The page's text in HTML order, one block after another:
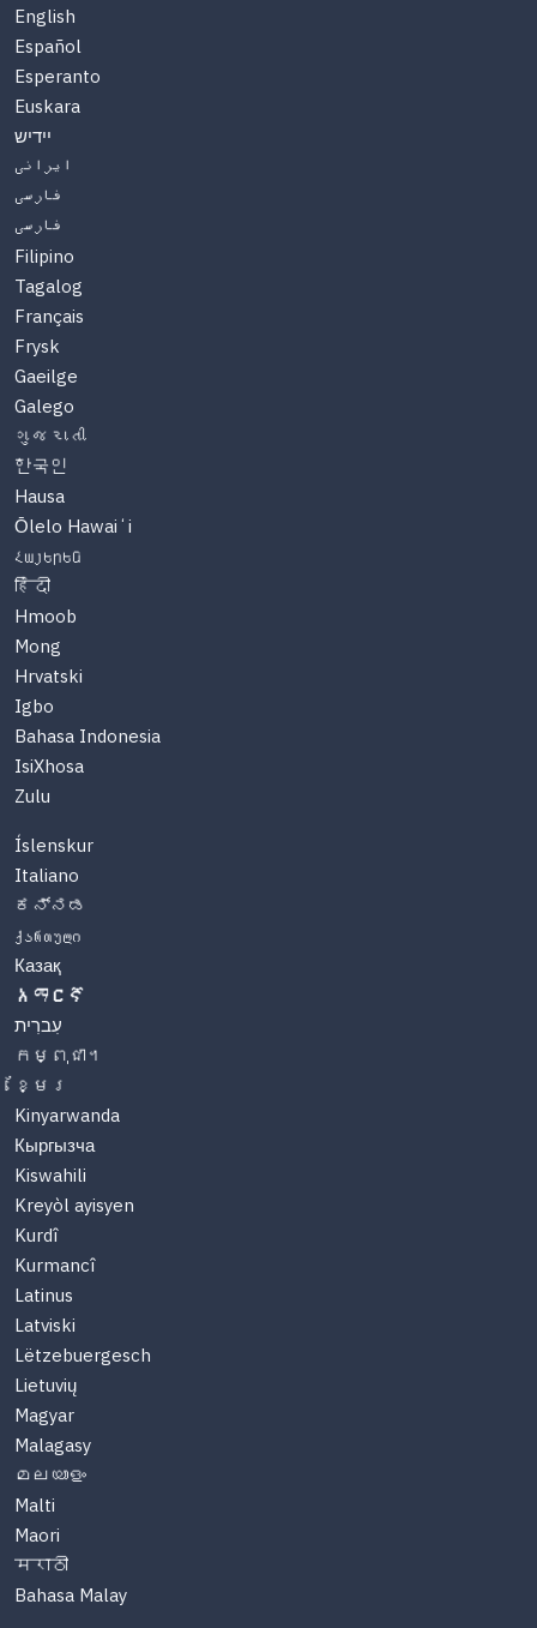
English
Español
Esperanto
Euskara
יידיש
ایرانی
فارسی
فارسی
Filipino
Tagalog
Français
Frysk
Gaeilge
Galego
ગુજરાતી
한국인
Hausa
Ōlelo Hawaiʻi
Հայերեն
हिंदी
Hmoob
Mong
Hrvatski
Igbo
Bahasa Indonesia
IsiXhosa
Zulu
Íslenskur
Italiano
ಕನ್ನಡ
ქართული
Казақ
አማርኛ
עִברִית
កម្ពុជា។
ខ្មែរ
Kinyarwanda
Кыргызча
Kiswahili
Kreyòl ayisyen
Kurdî
Kurmancî
Latinus
Latviski
Lëtzebuergesch
Lietuvių
Magyar
Malagasy
മലയാളം
Malti
Maori
मराठी
Bahasa Malay